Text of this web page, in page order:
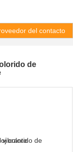
del contacto
de